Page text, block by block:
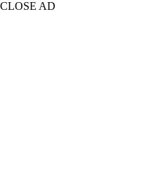
CLOSE AD